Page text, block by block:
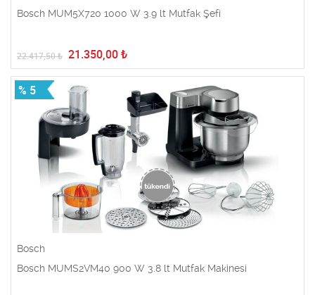
Bosch MUM5X720 1000 W 3.9 lt Mutfak Şefi
22.417,50₺ 21.350,00 ₺
% 5
Bosch
Bosch MUMS2VM40 900 W 3.8 lt Mutfak Makinesi